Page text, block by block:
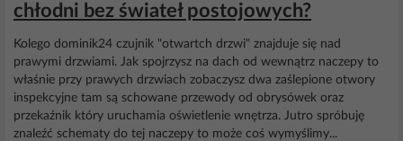
chłodni bez świateł postojowych?
Kolego dominik24 czujnik "otwartch drzwi" znajduje się nad
prawymi drzwiami. Jak spojrzysz na dach od wewnątrz naczepy to
właśnie przy prawych drzwiach zobaczysz dwa zaślepione otwory
inspekcyjne tam są schowane przewody od obrysówek oraz
przekaźnik który uruchamia oświetlenie wnętrza. Jutro spróbuję
znaleźć schematy do tej naczepy to może coś wymyślimy...